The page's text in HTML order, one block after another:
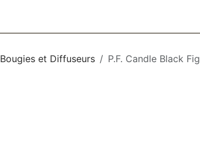
Bougies et Diffuseurs P.F. Candle Black Fig